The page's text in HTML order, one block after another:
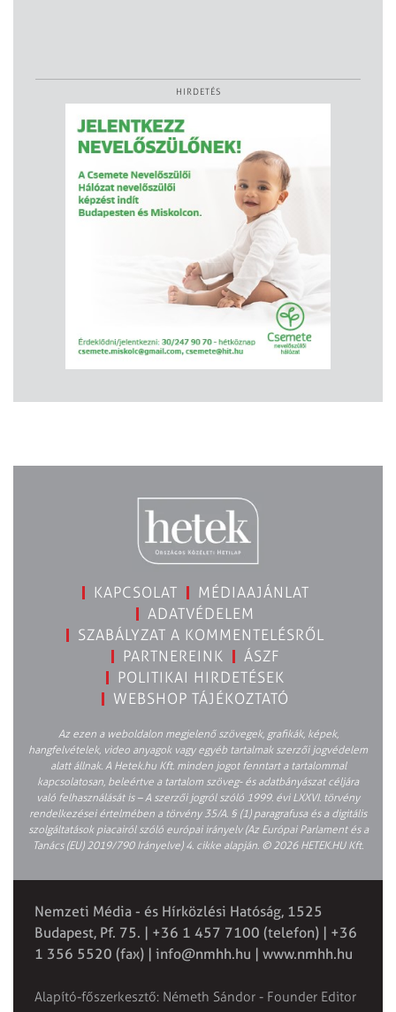
HIRDETÉS
KAPCSOLAT
MÉDIAAJÁNLAT
ADATVÉDELEM
SZABÁLYZAT A KOMMENTELÉSRŐL
PARTNEREINK
ÁSZF
POLITIKAI HIRDETÉSEK
WEBSHOP TÁJÉKOZTATÓ
Az ezen a weboldalon megjelenő szövegek, grafikák, képek,
hangfelvételek, video anyagok vagy egyéb tartalmak szerzői jogvédelem
alatt állnak. A Hetek.hu Kft. minden jogot fenntart a tartalommal
kapcsolatosan, beleértve a tartalom szöveg- és adatbányászat céljára
való felhasználását is – A szerzői jogról szóló 1999. évi LXXVI. törvény
rendelkezései értelmében a törvény 35/A. § (1) paragrafusa és a digitális
szolgáltatások piacairól szóló európai irányelv (Az Európai Parlament és a
Tanács (EU) 2019/790 Irányelve) 4. cikke alapján. © 2026 HETEK.HU Kft.
Nemzeti Média - és Hírközlési Hatóság, 1525
Budapest, Pf. 75. | +36 1 457 7100 (telefon) | +36
1 356 5520 (fax) | info@nmhh.hu | www.nmhh.hu
Alapító-főszerkesztő: Németh Sándor - Founder Editor